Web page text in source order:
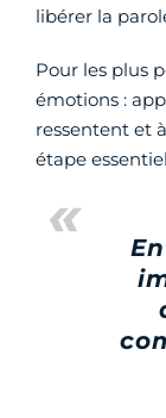
libérer la
Pour les plus
émotions :
ressentent et
étape